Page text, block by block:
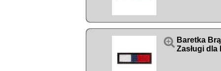
 Baretka
Zasługi dla